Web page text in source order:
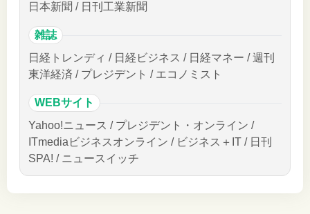
日本新聞 / 日刊工業新聞
雑誌
日経トレンディ / 日経ビジネス / 日経マネー / 週刊
東洋経済 / プレジデント / エコノミスト
WEBサイト
Yahoo!ニュース / プレジデント・オンライン /
ITmediaビジネスオンライン / ビジネス＋IT / 日刊
SPA! / ニュースイッチ